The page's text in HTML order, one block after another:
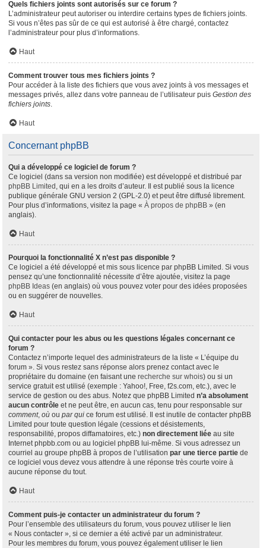
Quels fichiers joints sont autorisés sur ce forum ?
L’administrateur peut autoriser ou interdire certains types de fichiers joints.
Si vous n’êtes pas sûr de ce qui est autorisé à être chargé, contactez
l’administrateur pour plus d’informations.
Haut
Comment trouver tous mes fichiers joints ?
Pour accéder à la liste des fichiers que vous avez joints à vos messages et
messages privés, allez dans votre panneau de l’utilisateur puis Gestion des
fichiers joints.
Haut
Concernant phpBB
Qui a développé ce logiciel de forum ?
Ce logiciel (dans sa version non modifiée) est développé et distribué par
phpBB Limited , qui en a les droits d’auteur. Il est publié sous la licence
publique générale GNU version 2 (GPL-2.0) et peut être diffusé librement.
Pour plus d’informations, visitez la page « À propos de phpBB » (en
anglais).
Haut
Pourquoi la fonctionnalité X n’est pas disponible ?
Ce logiciel a été développé et mis sous licence par phpBB Limited. Si vous
pensez qu’une fonctionnalité nécessite d’être ajoutée, visitez la page
phpBB Ideas (en anglais) où vous pouvez voter pour des idées proposées
ou en suggérer de nouvelles.
Haut
Qui contacter pour les abus ou les questions légales concernant ce
forum ?
Contactez n’importe lequel des administrateurs de la liste « L’équipe du
forum ». Si vous restez sans réponse alors prenez contact avec le
propriétaire du domaine (en faisant une recherche sur whois) ou si un
service gratuit est utilisé (exemple : Yahoo!, Free, f2s.com, etc.), avec le
service de gestion ou des abus. Notez que phpBB Limited n’a absolument
aucun contrôle et ne peut être, en aucun cas, tenu pour responsable sur
comment, où ou par qui ce forum est utilisé. Il est inutile de contacter phpBB
Limited pour toute question légale (cessions et désistements,
responsabilité, propos diffamatoires, etc.) non directement liée au site
Internet phpbb.com ou au logiciel phpBB lui-même. Si vous adressez un
courriel au groupe phpBB à propos de l’utilisation par une tierce partie de
ce logiciel vous devez vous attendre à une réponse très courte voire à
aucune réponse du tout.
Haut
Comment puis-je contacter un administrateur du forum ?
Pour l’ensemble des utilisateurs du forum, vous pouvez utiliser le lien
« Nous contacter », si ce dernier a été activé par un administrateur.
Pour les membres du forum, vous pouvez également utiliser le lien